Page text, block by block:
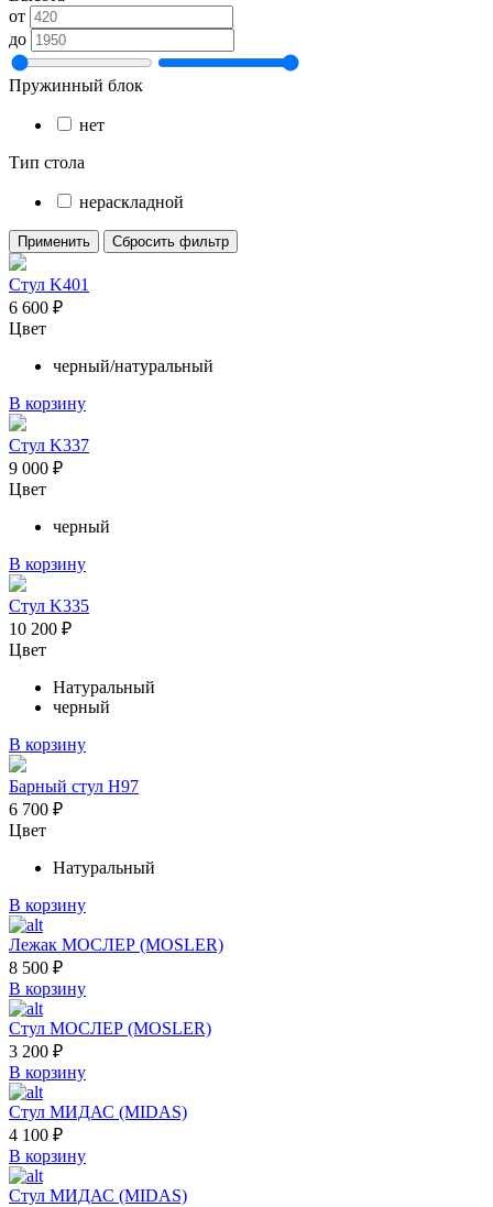
от
до
Пружинный блок
нет
Тип стола
нераскладной
Применить Сбросить фильтр
Стул K401
6 600 ₽
Цвет
черный/натуральный
В корзину
Стул K337
9 000 ₽
Цвет
черный
В корзину
Стул K335
10 200 ₽
Цвет
Натуральный
черный
В корзину
Барный стул H97
6 700 ₽
Цвет
Натуральный
В корзину
Лежак МОСЛЕР (MOSLER)
8 500 ₽
В корзину
Стул МОСЛЕР (MOSLER)
3 200 ₽
В корзину
Стул МИДАС (MIDAS)
4 100 ₽
В корзину
Стул МИДАС (MIDAS)